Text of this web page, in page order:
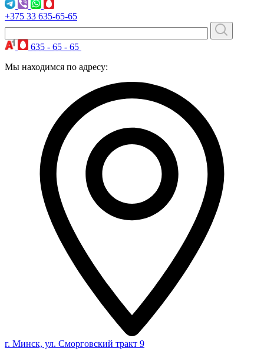
+375 33 635-65-65
635 - 65 - 65
Мы находимся по адресу:
г. Минск, ул. Сморговский тракт 9